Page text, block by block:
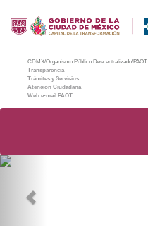
CDMX/Organismo Público Descentralizado/PAOT
Transparencia
Trámites y Servicios
Atención Ciudadana
Web e-mail PAOT